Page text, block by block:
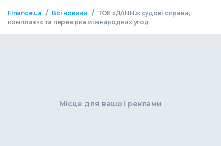
Finance.ua / Всі новини / ТОВ «ДАНН.»: судові справи,
комплаєнс та перевірка міжнародних угод
Місце для вашої реклами